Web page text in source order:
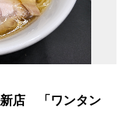
新店 「ワンタン